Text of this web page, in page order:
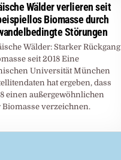
Wälder verlieren seit
Biomasse durch
Störungen
Wälder: Starker Rückgang
seit 2018 Eine
Universität München
hat ergeben, dass
einen außergewöhnlichen
verzeichnen.